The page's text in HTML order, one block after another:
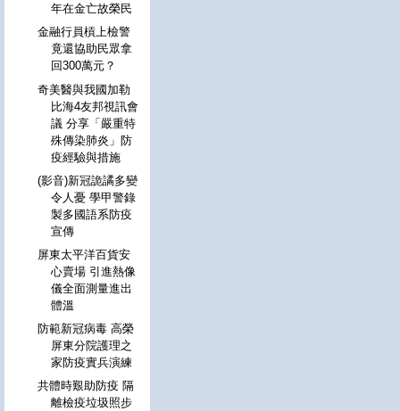
年在金亡故榮民
金融行員槓上檢警
竟還協助民眾拿
回300萬元？
奇美醫與我國加勒
比海4友邦視訊會
議 分享「嚴重特
殊傳染肺炎」防
疫經驗與措施
(影音)新冠詭譎多變
令人憂 學甲警錄
製多國語系防疫
宣傳
屏東太平洋百貨安
心賣場 引進熱像
儀全面測量進出
體溫
防範新冠病毒 高榮
屏東分院護理之
家防疫實兵演練
共體時艱助防疫 隔
離檢疫垃圾照步